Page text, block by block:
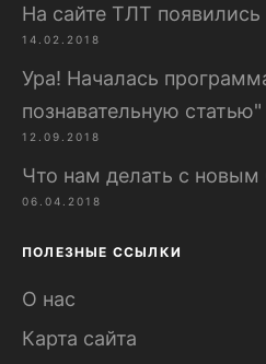
На сайте ТЛТ
14.02.2018
Ура! Началась
познавательную статью"
12.09.2018
Что нам делать с
06.04.2018
ПОЛЕЗНЫЕ ССЫЛКИ
О нас
Карта сайта